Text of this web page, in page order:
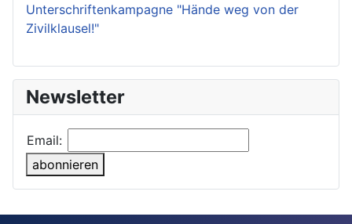
Unterschriftenkampagne "Hände weg von der
Zivilklausel!"
Newsletter
Email:
abonnieren